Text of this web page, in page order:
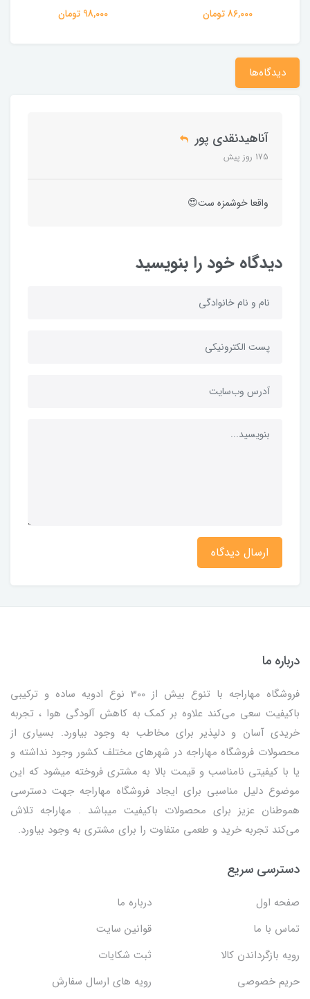
86,000 تومان 98,000 تومان
دیدگاه‌ها
آناهیدنقدی پور
175 روز پیش
واقعا خوشمزه ست😍
دیدگاه خود را بنویسید
ارسال دیدگاه
درباره ما
فروشگاه مهاراجه با تنوع بیش از 300 نوع ادویه ساده و ترکیبی
باکیفیت سعی می‌کند علاوه بر کمک به کاهش آلودگی هوا ، تجربه
خریدی آسان و دلپذیر برای مخاطب به وجود بیاورد. بسیاری از
محصولات فروشگاه مهاراجه در شهرهای مختلف کشور وجود نداشته و
یا با کیفیتی نامناسب و قیمت بالا به مشتری فروخته میشود که این
موضوع دلیل مناسبی برای ایجاد فروشگاه مهاراجه جهت دسترسی
هموطنان عزیز برای محصولات باکیفیت میباشد . مهاراجه تلاش
می‌کند تجربه خرید و طعمی متفاوت را برای مشتری به وجود بیاورد.
دسترسی سریع
صفحه اول
درباره ما
تماس با ما
قوانین سایت
رویه بازگرداندن کالا
ثبت شکایات
حریم خصوصی
رویه های ارسال سفارش